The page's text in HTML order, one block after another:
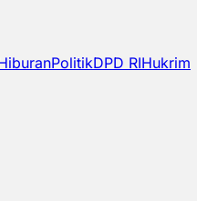
PolitikDPD RIHukrim